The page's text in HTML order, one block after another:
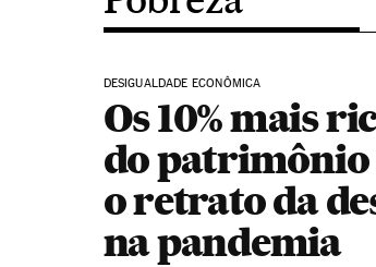
DESIGUALDADE ECONÔMICA
Os 10% mais
do patrimônio
o retrato da
na pandemia